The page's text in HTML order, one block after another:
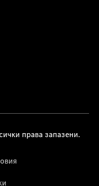
права запазени.